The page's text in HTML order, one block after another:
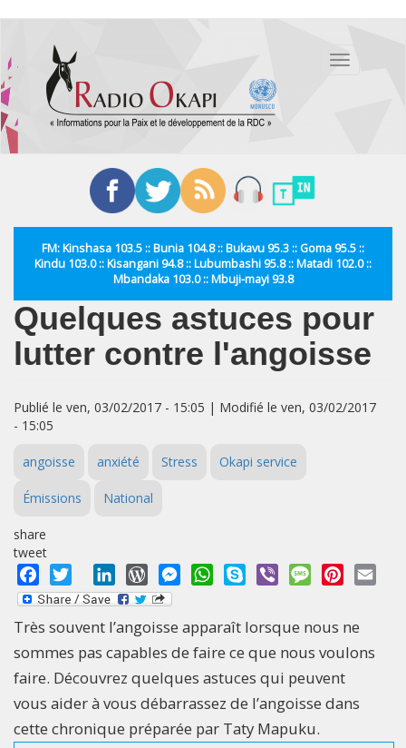
contenu
principal
Toggle
FM: Kinshasa 103.5 :: Bunia 104.8 :: Bukavu 95.3 :: Goma 95.5 ::
Kindu 103.0 :: Kisangani 94.8 :: Lubumbashi 95.8 :: Matadi 102.0 ::
Mbandaka 103.0 :: Mbuji-mayi 93.8
Quelques astuces pour
lutter contre l'angoisse
Publié le ven, 03/02/2017 - 15:05 | Modifié le ven, 03/02/2017
- 15:05
angoisse anxiété Stress Okapi service
Émissions National
share
tweet
Facebook
Twitter LinkedInWordPressMessengerWhatsApp
Skype Viber MessagePinterest
Très souvent l’angoisse apparaît lorsque nous ne
sommes pas capables de faire ce que nous voulons
faire. Découvrez quelques astuces qui peuvent
vous aider à vous débarrassez de l’angoisse dans
cette chronique préparée par Taty Mapuku.